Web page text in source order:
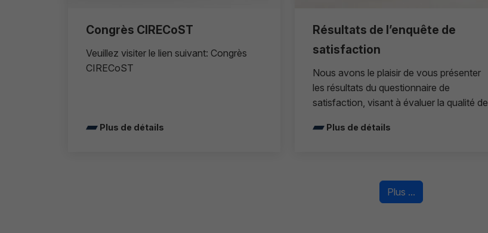
Congrès CIRECoST
Veuillez visiter le lien suivant: Congrès
CIRECoST
Plus de détails
Résultats de l’enquête de
satisfaction
Nous avons le plaisir de vous présenter
les résultats du questionnaire de
satisfaction, visant à évaluer la qualité de
Plus de détails
Plus ...